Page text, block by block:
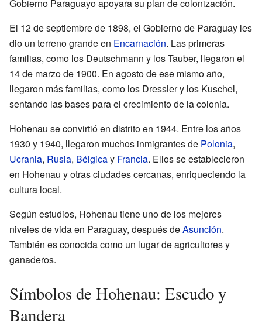
Gobierno Paraguayo apoyara su plan de colonización.
El 12 de septiembre de 1898, el Gobierno de Paraguay les
dio un terreno grande en Encarnación. Las primeras
familias, como los Deutschmann y los Tauber, llegaron el
14 de marzo de 1900. En agosto de ese mismo año,
llegaron más familias, como los Dressler y los Kuschel,
sentando las bases para el crecimiento de la colonia.
Hohenau se convirtió en distrito en 1944. Entre los años
1930 y 1940, llegaron muchos inmigrantes de Polonia,
Ucrania, Rusia, Bélgicay Francia. Ellos se establecieron
en Hohenau y otras ciudades cercanas, enriqueciendo la
cultura local.
Según estudios, Hohenau tiene uno de los mejores
niveles de vida en Paraguay, después deAsunción.
También es conocida como un lugar de agricultores y
ganaderos.
Símbolos de Hohenau: Escudo y
Bandera